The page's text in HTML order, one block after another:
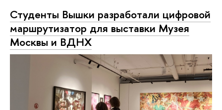
Студенты Вышки разработали цифровой
маршрутизатор для выставки Музея
Москвы и ВДНХ